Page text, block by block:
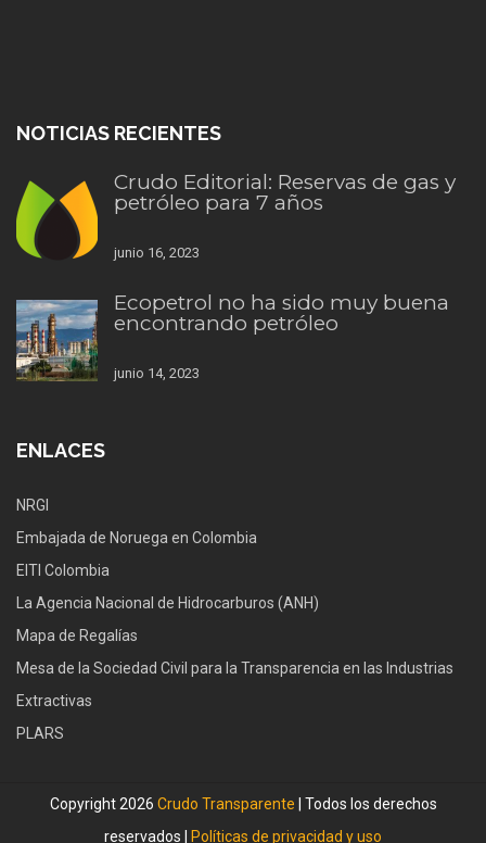
NOTICIAS RECIENTES
Crudo Editorial: Reservas de gas y
petróleo para 7 años
junio 16, 2023
Ecopetrol no ha sido muy buena
encontrando petróleo
junio 14, 2023
ENLACES
NRGI
Embajada de Noruega en Colombia
EITI Colombia
La Agencia Nacional de Hidrocarburos (ANH)
Mapa de Regalías
Mesa de la Sociedad Civil para la Transparencia en las Industrias
Extractivas
PLARS
Copyright 2026 Crudo Transparente | Todos los derechos
reservados |
Políticas de privacidad y uso